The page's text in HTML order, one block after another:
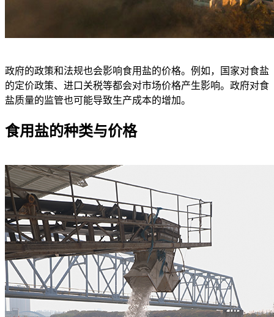
政府的政策和法规也会影响食用盐的价格。例如，国家对食盐
的定价政策、进口关税等都会对市场价格产生影响。政府对食
盐质量的监管也可能导致生产成本的增加。
食用盐的种类与价格